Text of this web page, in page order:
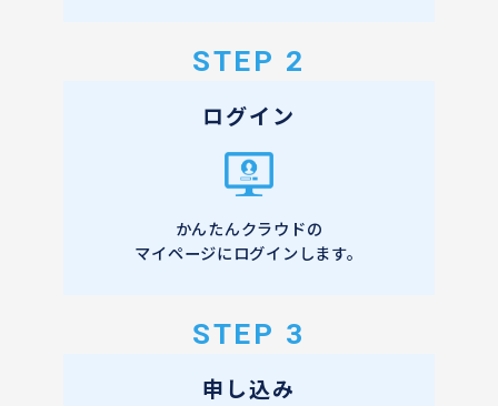
STEP 2
ログイン
かんたんクラウドの
マイページにログインします。
STEP 3
申し込み